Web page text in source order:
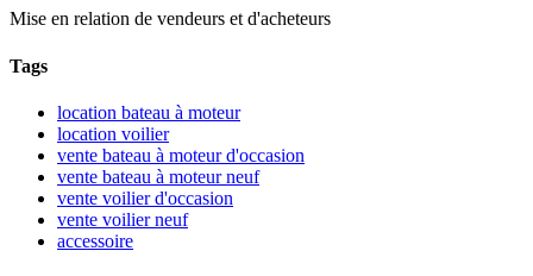
Mise en relation de vendeurs et d'acheteurs
Tags
location bateau à moteur
location voilier
vente bateau à moteur d'occasion
vente bateau à moteur neuf
vente voilier d'occasion
vente voilier neuf
accessoire